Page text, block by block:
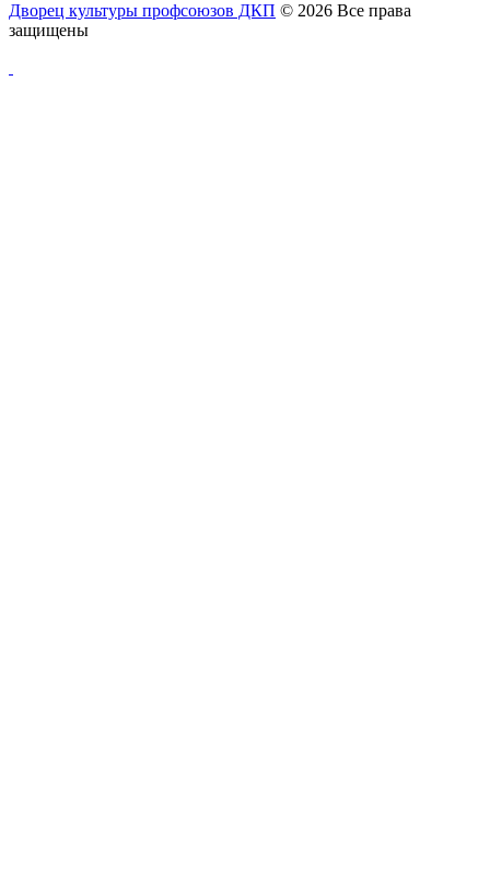
Дворец культуры профсоюзов ДКП © 2026 Все права
защищены